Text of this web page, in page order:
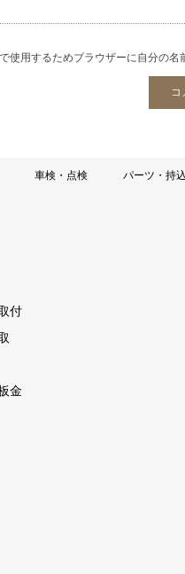
使用するためブラウザーに自分の名
車検・点検 パーツ・持
付
金